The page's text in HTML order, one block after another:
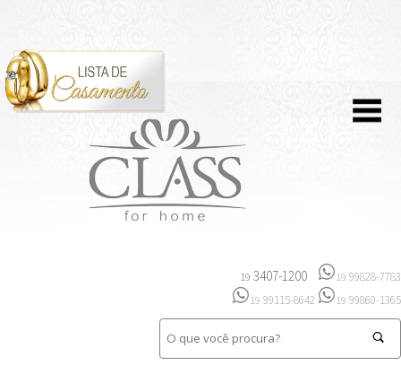
19 3407-1200 19 99828-7783
19 99115-8642 19 99860-1365